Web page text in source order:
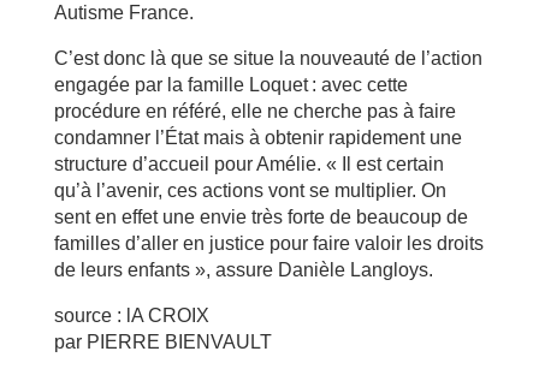
Autisme France.
C’est donc là que se situe la nouveauté de l’action
engagée par la famille Loquet : avec cette
procédure en référé, elle ne cherche pas à faire
condamner l’État mais à obtenir rapidement une
structure d’accueil pour Amélie. « Il est certain
qu’à l’avenir, ces actions vont se multiplier. On
sent en effet une envie très forte de beaucoup de
familles d’aller en justice pour faire valoir les droits
de leurs enfants », assure Danièle Langloys.
source : lA CROIX
par PIERRE BIENVAULT